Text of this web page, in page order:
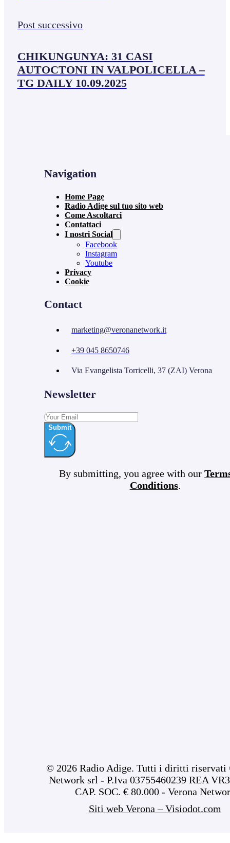
Post successivo
CHIKUNGUNYA: 31 CASI
AUTOCTONI IN VALPOLICELLA –
TG DAILY 10.09.2025
Navigation
Home Page
Radio Adige sul tuo sito web
Come Ascoltarci
Contattaci
I nostri Social
Facebook
Instagram
Youtube
Privacy
Cookie
Contact
marketing@veronanetwork.it
+39 045 8650746
Via Evangelista Torricelli, 37 (ZAI) Verona
Newsletter
Submit
By submitting, you agree with our
Conditions.
© 2026 Radio Adige. Tutti i diritti riservati
Network srl - P.Iva 03755460239 REA
CAP. SOC. € 80.000 - Verona
Siti web Verona – Visiodot.com